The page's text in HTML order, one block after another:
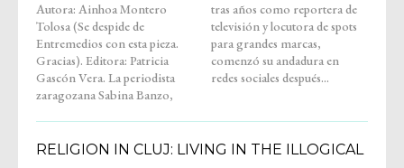
Autora: Ainhoa Montero
Tolosa (Se despide de
Entremedios con esta pieza.
Gracias). Editora: Patricia
Gascón Vera. La periodista
zaragozana Sabina Banzo,
tras años como reportera de
televisión y locutora de spots
para grandes marcas,
comenzó su andadura en
redes sociales después...
RELIGION IN CLUJ: LIVING IN THE ILLOGICAL